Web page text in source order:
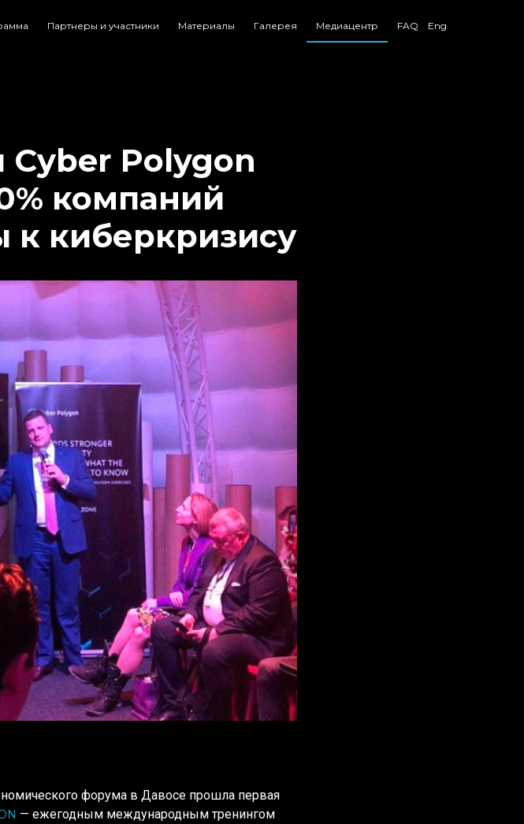
Партнеры и участники Материалы Галерея Медиацентр FAQ Eng
Cyber Polygon
компаний
к киберкризису
форума в Давосе прошла первая
— ежегодным международным тренингом